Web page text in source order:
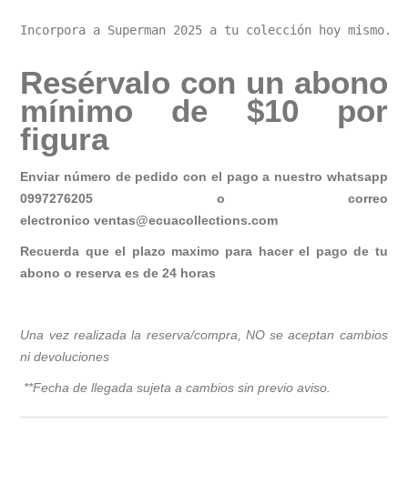
Incorpora a Superman 2025 a tu colección hoy mismo.
Resérvalo con un abono
mínimo de $10 por
figura
Enviar número de pedido con el pago a nuestro whatsapp
0997276205 o correo
electronicoventas@ecuacollections.com
Recuerda que el plazo maximo para hacer el pago de tu
abono o reserva es de 24 horas
Una vez realizada la reserva/compra, NO se aceptan cambios
ni devoluciones
**Fecha de llegada sujeta a cambios sin previo aviso.